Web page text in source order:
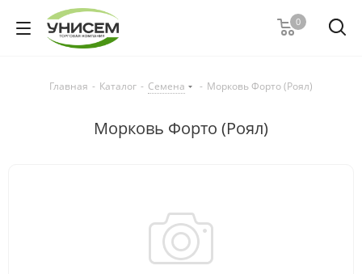
0
Главная - Каталог - Семена - Морковь Форто (Роял)
Морковь Форто (Роял)